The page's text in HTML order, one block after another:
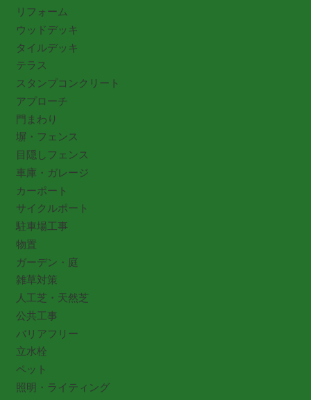
リフォーム
ウッドデッキ
タイルデッキ
テラス
スタンプコンクリート
アプローチ
門まわり
塀・フェンス
目隠しフェンス
車庫・ガレージ
カーポート
サイクルポート
駐車場工事
物置
ガーデン・庭
雑草対策
人工芝・天然芝
公共工事
バリアフリー
立水栓
ペット
照明・ライティング